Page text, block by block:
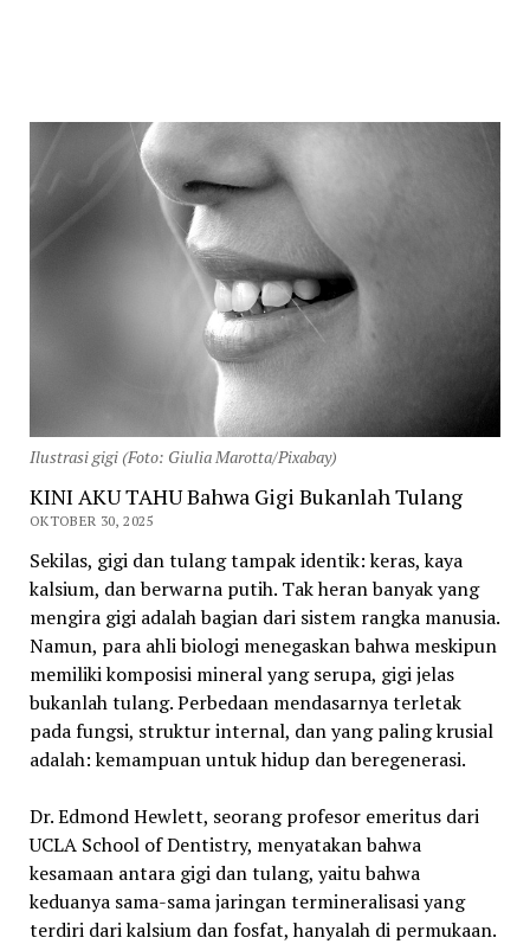
Ilustrasi gigi (Foto: Giulia Marotta/Pixabay)
KINI AKU TAHU Bahwa Gigi Bukanlah Tulang
OKTOBER 30, 2025
Sekilas, gigi dan tulang tampak identik: keras, kaya
kalsium, dan berwarna putih. Tak heran banyak yang
mengira gigi adalah bagian dari sistem rangka manusia.
Namun, para ahli biologi menegaskan bahwa meskipun
memiliki komposisi mineral yang serupa, gigi jelas
bukanlah tulang. Perbedaan mendasarnya terletak
pada fungsi, struktur internal, dan yang paling krusial
adalah: kemampuan untuk hidup dan beregenerasi.
Dr. Edmond Hewlett, seorang profesor emeritus dari
UCLA School of Dentistry, menyatakan bahwa
kesamaan antara gigi dan tulang, yaitu bahwa
keduanya sama-sama jaringan termineralisasi yang
terdiri dari kalsium dan fosfat, hanyalah di permukaan.